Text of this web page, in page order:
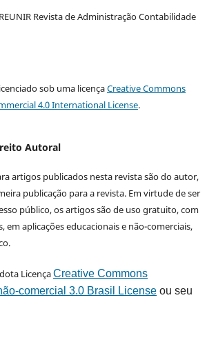
Revista de Administração Contabilidade
sob uma licençaCreative Commons
4.0 International License.
Autoral
artigos publicados nesta revista são do autor,
publicação para a revista. Em virtude de ser
público, os artigos são de uso gratuito, com
em aplicações educacionais e não-comerciais,
LicençaCreative Commons
comercial 3.0 Brasil Licenseou seu